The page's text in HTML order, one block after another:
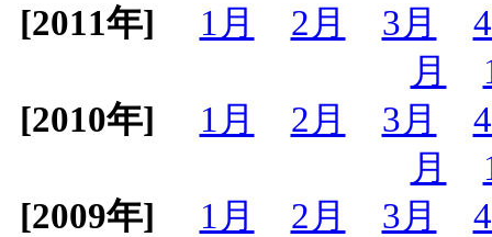
[2011年]
1月 2月 3月
月
[2010年]
1月 2月 3月
月
[2009年]
1月 2月 3月